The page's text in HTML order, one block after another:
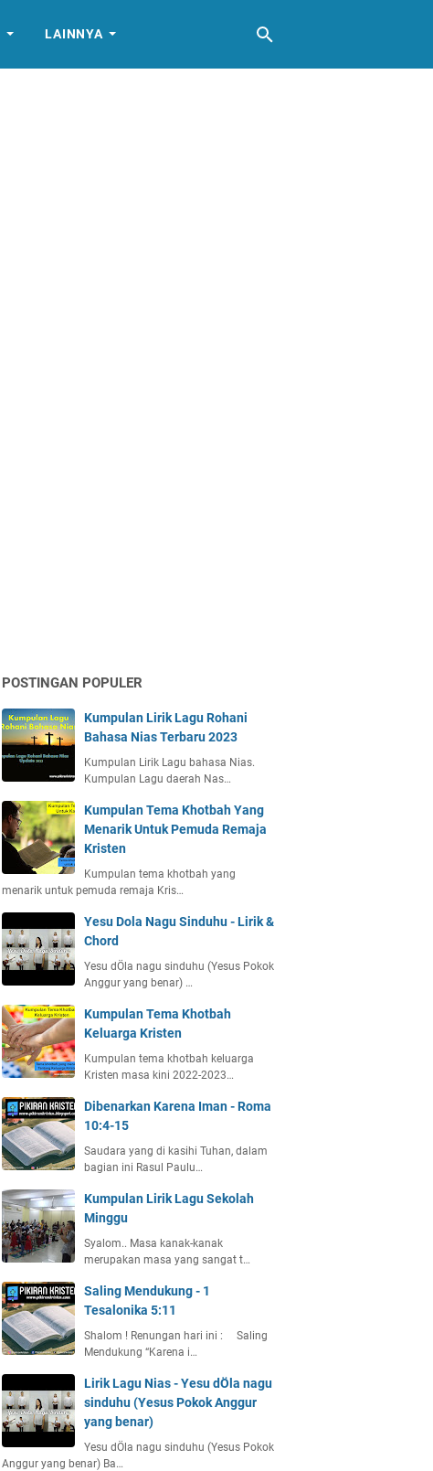
LAINNYA
POSTINGAN POPULER
Kumpulan Lirik Lagu Rohani
Bahasa Nias Terbaru 2023
Kumpulan Lirik Lagu bahasa Nias.
Kumpulan Lagu daerah Nas…
Kumpulan Tema Khotbah Yang
Menarik Untuk Pemuda Remaja
Kristen
Kumpulan tema khotbah yang
menarik untuk pemuda remaja Kris…
Yesu Dola Nagu Sinduhu - Lirik &
Chord
Yesu dÖla nagu sinduhu (Yesus Pokok
Anggur yang benar) …
Kumpulan Tema Khotbah
Keluarga Kristen
Kumpulan tema khotbah keluarga
Kristen masa kini 2022-2023…
Dibenarkan Karena Iman - Roma
10:4-15
Saudara yang di kasihi Tuhan, dalam
bagian ini Rasul Paulu…
Kumpulan Lirik Lagu Sekolah
Minggu
Syalom.. Masa kanak-kanak
merupakan masa yang sangat t…
Saling Mendukung - 1
Tesalonika 5:11
Shalom ! Renungan hari ini : Saling
Mendukung “Karena i…
Lirik Lagu Nias - Yesu dÖla nagu
sinduhu (Yesus Pokok Anggur
yang benar)
Yesu dÖla nagu sinduhu (Yesus Pokok
Anggur yang benar) Ba…